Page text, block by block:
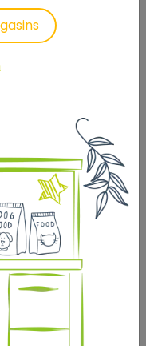
(28 %),
végétales AD*,
(9 %), saumon
en poudre, yucca
(1%): extrait
de krill, carotte
œillet d’Inde
algues
pissenlit, brocoli
vert, camomille
de bourrache,
de graine de
taurine, FOS,
(0.03%):
et extrait de
riches en alpha-